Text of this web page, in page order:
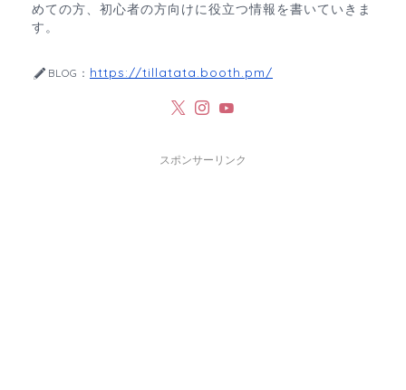
めての方、初心者の方向けに役立つ情報を書いていきま
す。
BLOG： https://tillatata.booth.pm/
スポンサーリンク